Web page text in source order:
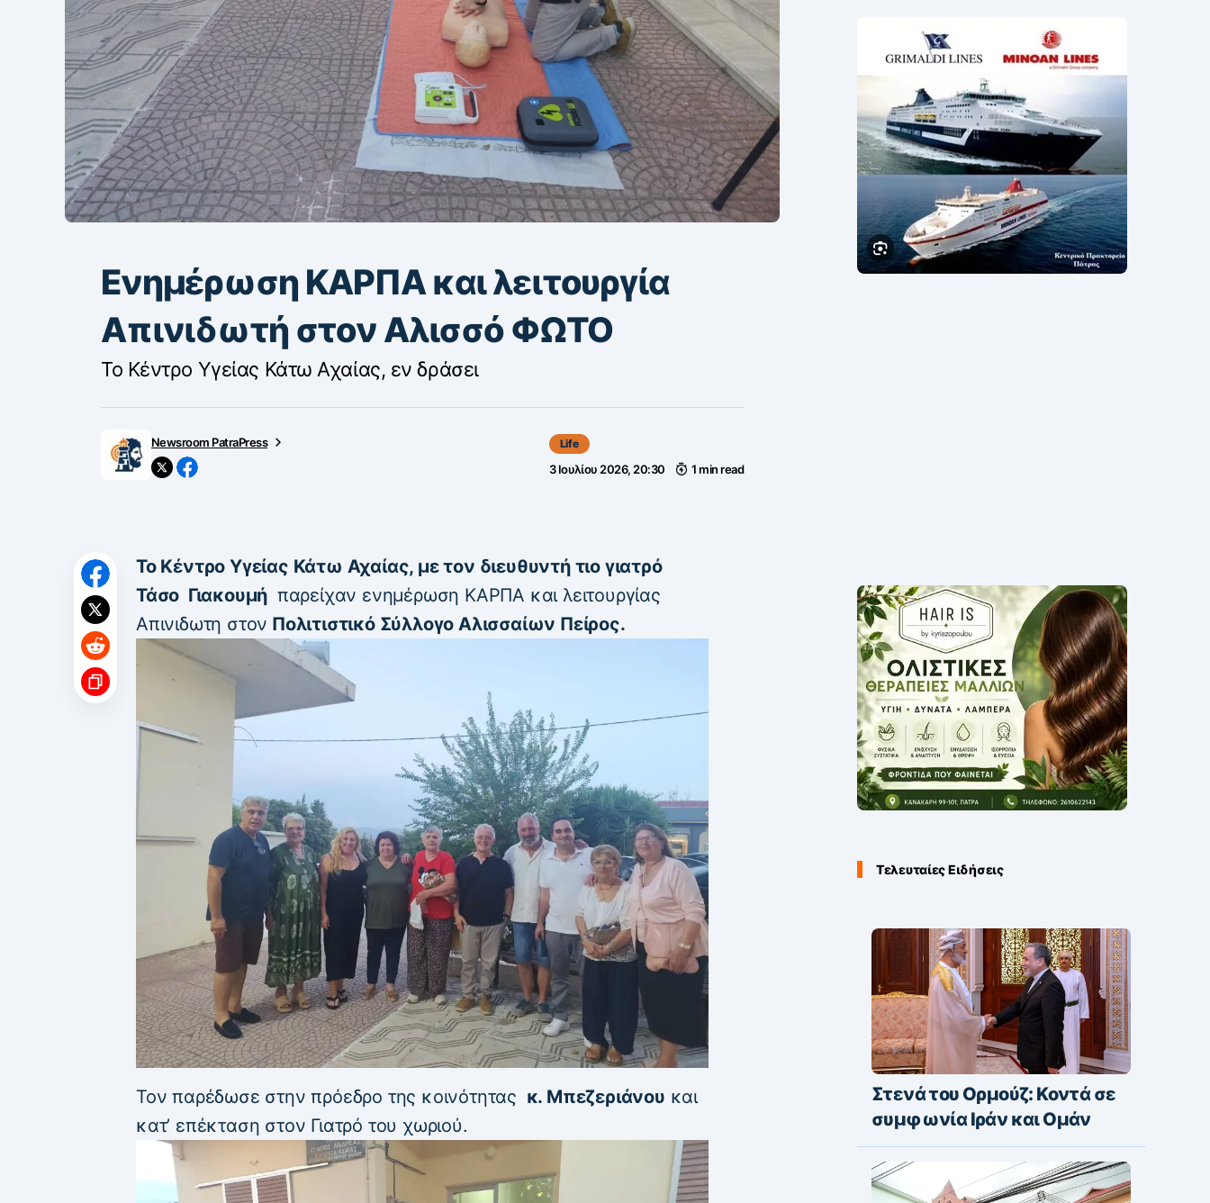
Ενημέρωση ΚΑΡΠΑ και λειτουργία
Απινιδωτή στον Αλισσό ΦΩΤΟ
Το Κέντρο Υγείας Κάτω Αχαίας, εν δράσει
Newsroom PatraPress Life
3 Ιουλίου 2026, 20:30 1 min read
Το Κέντρο Υγείας Κάτω Αχαίας, με τον διευθυντή τιο γιατρό
Τάσο Γιακουμή παρείχαν ενημέρωση ΚΑΡΠΑ και λειτουργίας
Απινιδωτη στον Πολιτιστικό Σύλλογο Αλισσαίων Πείρος.
Τον παρέδωσε στην πρόεδρο της κοινότητας κ. Μπεζεριάνου και
κατ’ επέκταση στον Γιατρό του χωριού.
Τελευταίες Ειδήσεις
Στενά του Ορμούζ: Κοντά σε
συμφωνία Ιράν και Ομάν